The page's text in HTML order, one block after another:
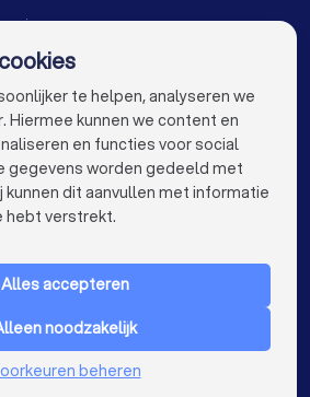
Rijscholen in Almere
Rijscholen in Arnhem
Rijscholen in Apeldoorn
Rijscholen in Maastricht
in Zoetermeer
jou
keyboard_arrow_down
te helpen, analyseren we
Hiermee kunnen we content en
en functies voor social
gegevens worden gedeeld met
kunnen dit aanvullen met informatie
hebt verstrekt.
Alles accepteren
noodzakelijk
beheren